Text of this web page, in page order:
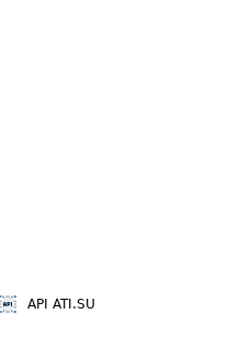
API ATI.SU